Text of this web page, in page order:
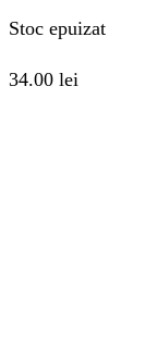
Stoc epuizat
34.00 lei